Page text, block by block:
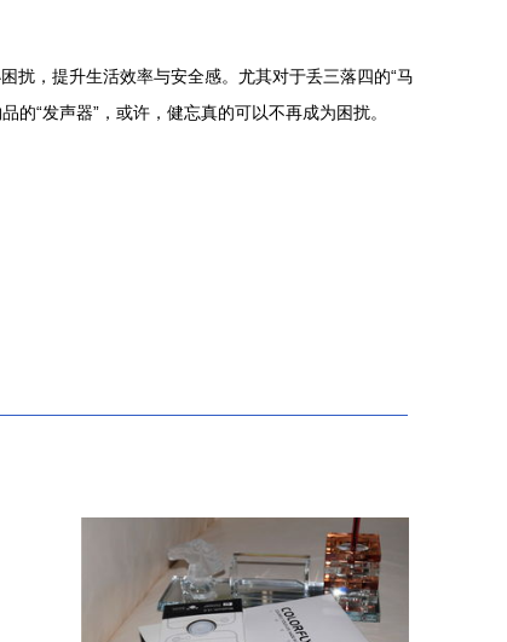
扰，提升生活效率与安全感。尤其对于丢三落四的“马
“发声器”，或许，健忘真的可以不再成为困扰。